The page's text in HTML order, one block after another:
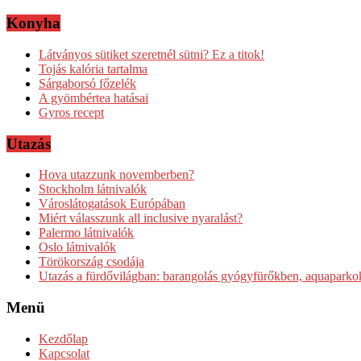
Konyha
Látványos sütiket szeretnél sütni? Ez a titok!
Tojás kalória tartalma
Sárgaborsó főzelék
A gyömbértea hatásai
Gyros recept
Utazás
Hova utazzunk novemberben?
Stockholm látnivalók
Városlátogatások Európában
Miért válasszunk all inclusive nyaralást?
Palermo látnivalók
Oslo látnivalók
Törökország csodája
Utazás a fürdővilágban: barangolás gyógyfürőkben,
Menü
Kezdőlap
Kapcsolat